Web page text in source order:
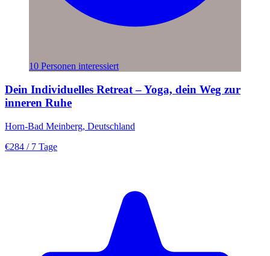
10 Personen interessiert
Dein Individuelles Retreat – Yoga, dein Weg zur
inneren Ruhe
Horn-Bad Meinberg, Deutschland
€284 / 7 Tage